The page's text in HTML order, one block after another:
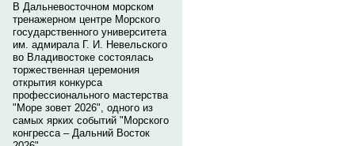
В Дальневосточном морском
тренажерном центре Морского
государственного университета
им. адмирала Г. И. Невельского
во Владивостоке состоялась
торжественная церемония
открытия конкурса
профессионального мастерства
"Море зовет 2026", одного из
самых ярких событий "Морского
конгресса – Дальний Восток